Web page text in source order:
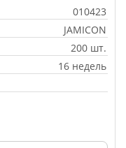
010423
JAMICON
200 шт.
16 недель